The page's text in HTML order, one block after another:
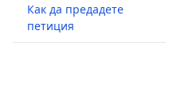
Как да предадете
петиция